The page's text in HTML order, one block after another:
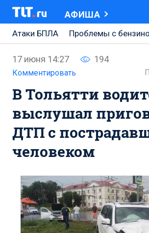
АФИША
Атаки БПЛА
Проблемы с
Ремонт Центральной площади
Ремонт Обводного шоссе
Набережная Тольятти
Неделя Тольятти
17 июня 14:27 194
Комментировать
В Тольятти
выслушал
ДТП с
человеком